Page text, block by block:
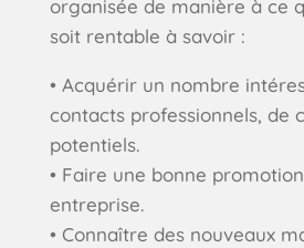
organisée de manière à ce
soit rentable à savoir :
• Acquérir un nombre
contacts professionnels, de
potentiels.
• Faire une bonne
entreprise.
• Connaître des nouveaux